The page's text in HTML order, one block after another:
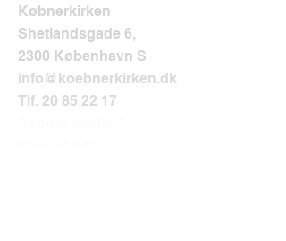
Købnerkirken
Shetlandsgade 6,
2300 København S
info@koebnerkirken.dk
Tlf. 20 85 22 17